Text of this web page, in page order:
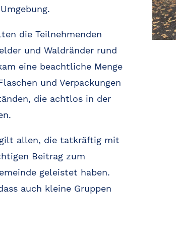
die Teilnehmenden
und Waldränder rund
eine beachtliche Menge
und Verpackungen
die achtlos in der
allen, die tatkräftig mit
Beitrag zum
geleistet haben.
auch kleine Gruppen